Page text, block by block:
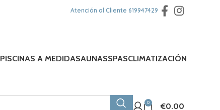
Atención al Cliente 619947429
PISCINAS A MEDIDASAUNASSPASCLIMATIZACIÓN
0 €0.00